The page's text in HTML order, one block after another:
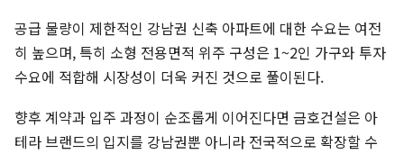
공급 물량이 제한적인 강남권 신축 아파트에 대한 수요는 여전
히 높으며, 특히 소형 전용면적 위주 구성은 1~2인 가구와 투자
수요에 적합해 시장성이 더욱 커진 것으로 풀이된다.
향후 계약과 입주 과정이 순조롭게 이어진다면 금호건설은 아
테라 브랜드의 입지를 강남권뿐 아니라 전국적으로 확장할 수